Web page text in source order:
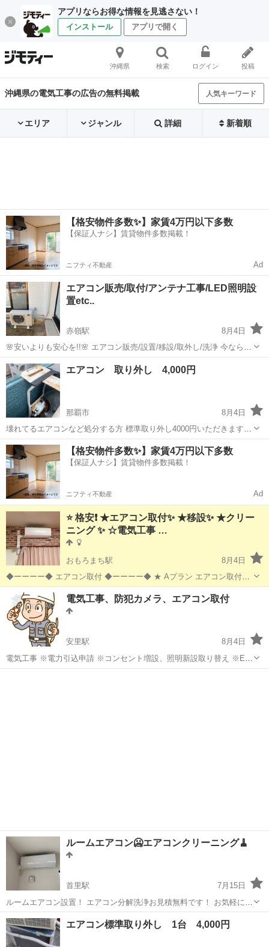
アプリならお得な情報を見逃さない！
インストール アプリで開く
沖縄県 検索 ログイン 投稿
沖縄県の電気工事の広告の無料掲載 人気キーワード
エリア ジャンル 詳細 新着順
【格安物件多数✨】家賃4万円以下多数
【保証人ナシ】賃貸物件多数掲載！
ニフティ不動産 Ad
エアコン販売/取付/アンテナ工事/LED照明設
置etc..
赤嶺駅
8月4日
🌸安いよりも安心を!!🌸 エアコン販売/設置/移設/取外し/洗浄 今なら待
ち時間少なく、取付可能‼️ ○エアコン標準工事費(配管4m以内ベランダ
平地置きの場合) 2.2〜3.6kw 15,000円...
沖縄 那覇市 電気工事
エアコン 取り外し 4,000円
那覇市
8月4日
壊れてるエアコンなど処分する方 標準取り外し4000円いただきます。
ウインドエアコンは別途料金になります。 有料になりますが業務用エ
アコンのガス回収、ガス破壊も可能です。
沖縄 那覇市 電気工事 取り外し
【格安物件多数✨】家賃4万円以下多数
【保証人ナシ】賃貸物件多数掲載！
ニフティ不動産 Ad
⭐️ 格安❗️ ★エアコン取付✨ ★移設✨ ★クリー
ニング ✨ ☆電気工事 …
おもろまち駅
8月4日
◆ーーーー◆ エアコン取付 ◆ーーーー◆ ★ Aプラン エアコン取付
⭐️1台 12000円(税込) ……………………… (8月より標準エアコン取付 10
畳用2.8k迄 /配管４m以内...
沖縄 那覇市 おもろまち駅
電気工事、防犯カメラ、エアコン取付
安里駅
8月4日
電気工事 ※電力引込申請 ※コンセント増設、照明新設取り替え ※EV
コンセント新設 ※屋内から離れている場所での照明取り付け ※高い場
ルームエアコン🥶エアコンクリーニング🧹
首里駅
7月15日
ルームエアコン設置！ エアコン分解洗浄お見積無料です！ お気軽にご
連絡よろしくお願いします‼️
沖縄 島尻郡 電気工事
エアコン標準取り外し 1台 4,000円